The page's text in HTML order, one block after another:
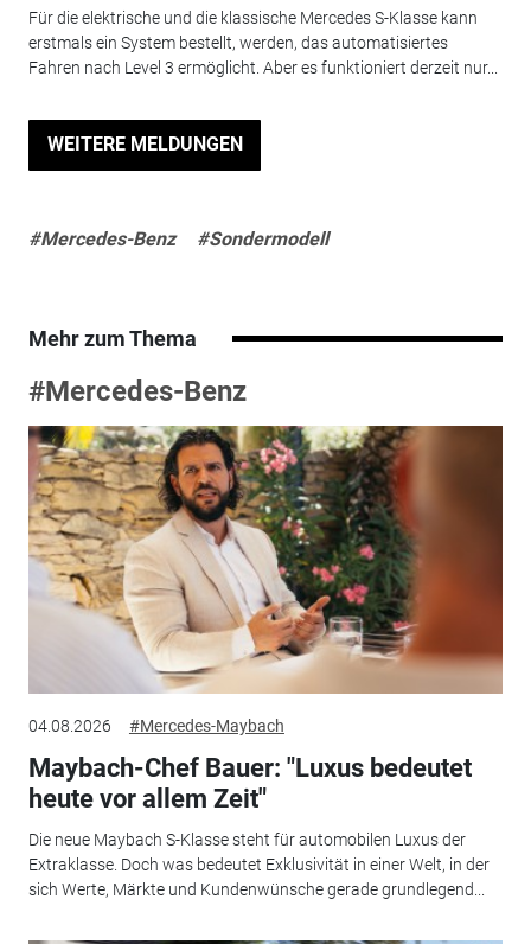
Für die elektrische und die klassische Mercedes S-Klasse kann
erstmals ein System bestellt, werden, das automatisiertes
Fahren nach Level 3 ermöglicht. Aber es funktioniert derzeit nur...
WEITERE MELDUNGEN
#Mercedes-Benz #Sondermodell
Mehr zum Thema
#Mercedes-Benz
04.08.2026 #Mercedes-Maybach
Maybach-Chef Bauer: "Luxus bedeutet
heute vor allem Zeit"
Die neue Maybach S-Klasse steht für automobilen Luxus der
Extraklasse. Doch was bedeutet Exklusivität in einer Welt, in der
sich Werte, Märkte und Kundenwünsche gerade grundlegend...